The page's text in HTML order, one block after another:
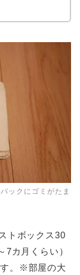
ックにゴミがたま
トボックス30
カ月くらい）
。※部屋の大